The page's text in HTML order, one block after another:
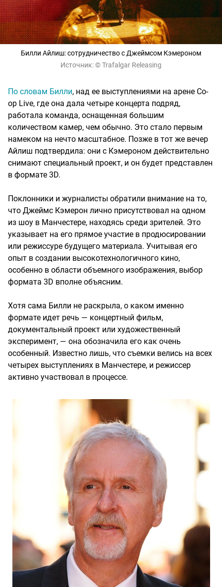
Билли Айлиш: сотрудничество с Джеймсом Кэмероном
Источник:© Trafalgar Releasing
По словам Билли, над ее выступлениями на арене Co-
op Live, где она дала четыре концерта подряд,
работала команда, оснащенная большим
количеством камер, чем обычно. Это стало первым
намеком на нечто масштабное. Позже в тот же вечер
Айлиш подтвердила: они с Кэмероном действительно
снимают специальный проект, и он будет представлен
в формате 3D.
Поклонники и журналисты обратили внимание на то,
что Джеймс Кэмерон лично присутствовал на одном
из шоу в Манчестере, находясь среди зрителей. Это
указывает на его прямое участие в продюсировании
или режиссуре будущего материала. Учитывая его
опыт в создании высокотехнологичного кино,
особенно в области объемного изображения, выбор
формата 3D вполне объясним.
Хотя сама Билли не раскрыла, о каком именно
формате идет речь — концертный фильм,
документальный проект или художественный
эксперимент, — она обозначила его как очень
особенный. Известно лишь, что съемки велись на всех
четырех выступлениях в Манчестере, и режиссер
активно участвовал в процессе.